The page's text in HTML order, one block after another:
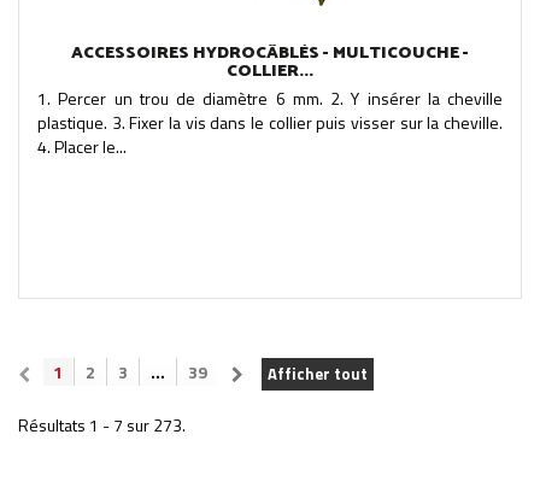
ACCESSOIRES HYDROCÂBLÉS - MULTICOUCHE -
COLLIER...
1. Percer un trou de diamètre 6 mm. 2. Y insérer la cheville
plastique. 3. Fixer la vis dans le collier puis visser sur la cheville.
4. Placer le...
Afficher tout
1 2 3 ... 39
Résultats 1 - 7 sur 273.